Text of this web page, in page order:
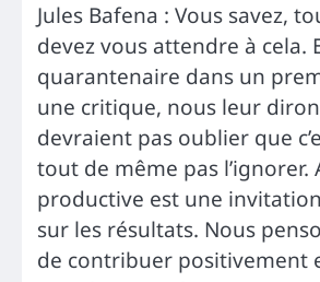
Jules Bafena : Vous savez,
devez vous attendre à cela.
quarantenaire dans un
une critique, nous leur
devraient pas oublier que
tout de même pas
productive est une
sur les résultats. Nous
de contribuer positivement